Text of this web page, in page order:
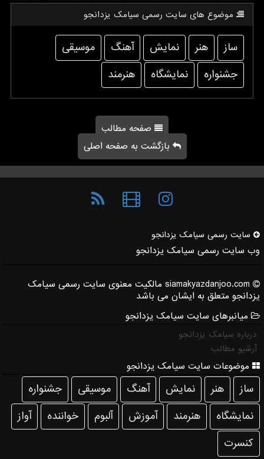
موضوع های سایت رسمی سیامك یزدانجو
ساز هنر نمایش آهنگ
موسیقی
جشنواره
نمایشگاه هنرمند
صفحه مطالب
بازگشت به صفحه اصلی
سایت رسمی سیامك یزدانجو
وب سایت رسمی سیامک یزدانجو
siamakyazdanjoo.com مالکیت معنوی سایت رسمی سیامک
یزدانجو متعلق به ایشان می باشد
میانبرهای سایت سیامک یزدانجو
درباره سیامک یزدانجو
آرشیو مطالب
موضوعات سایت سیامک یزدانجو
ساز هنر نمایش آهنگ موسیقی
جشنواره
نمایشگاه
هنرمند آموزش آلبوم خواننده
آواز
كنسرت